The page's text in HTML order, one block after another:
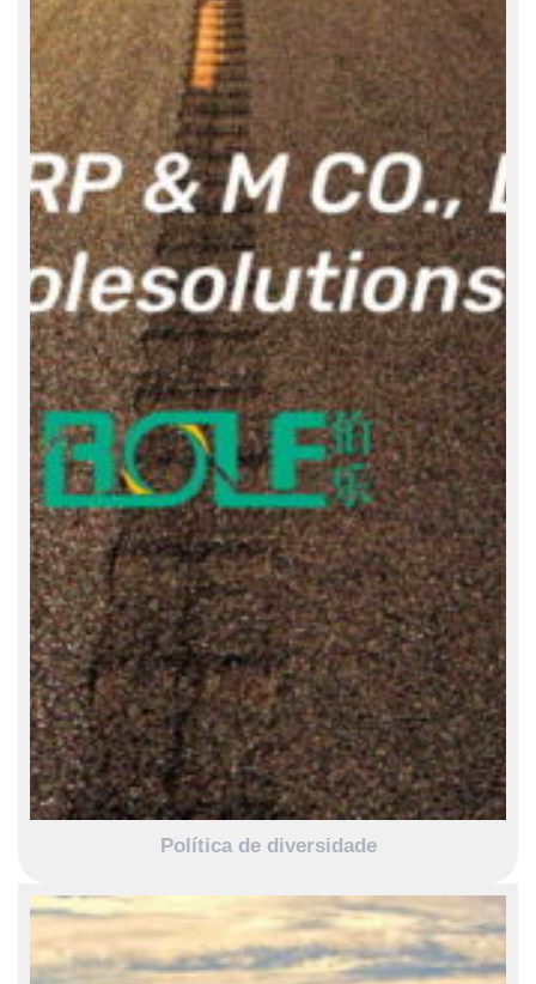
Política de diversidade